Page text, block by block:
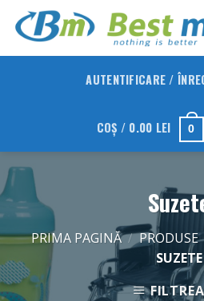
AUTENTIFICARE /
COȘ / 0.00 LEI 0
PRIMA PAGINĂ / PRODUSE
SUZETE